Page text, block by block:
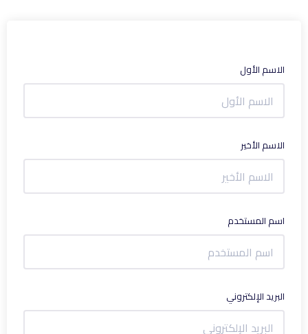
الاسم الأول
الاسم الأخير
اسم المستخدم
البريد الإلكتروني